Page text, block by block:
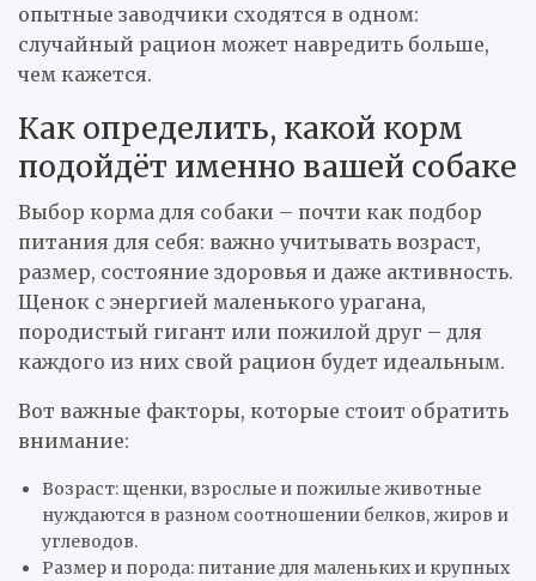
опытные заводчики сходятся в одном:
случайный рацион может навредить больше,
чем кажется.
Как определить, какой корм
подойдёт именно вашей собаке
Выбор корма для собаки – почти как подбор
питания для себя: важно учитывать возраст,
размер, состояние здоровья и даже активность.
Щенок с энергией маленького урагана,
породистый гигант или пожилой друг – для
каждого из них свой рацион будет идеальным.
Вот важные факторы, которые стоит обратить
внимание:
Возраст: щенки, взрослые и пожилые животные
нуждаются в разном соотношении белков, жиров и
углеводов.
Размер и порода: питание для маленьких и крупных